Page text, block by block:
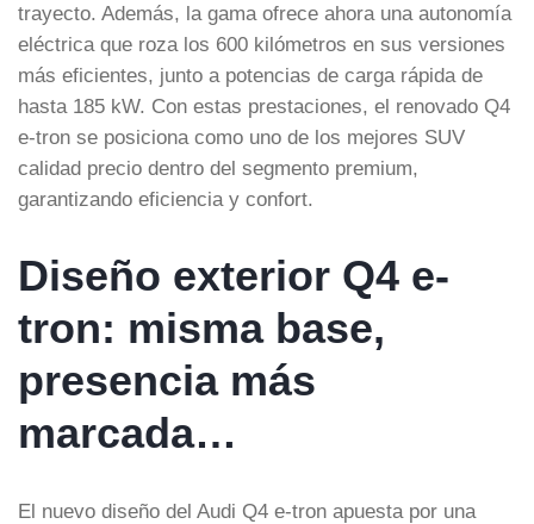
trayecto. Además, la gama ofrece ahora una autonomía
eléctrica que roza los 600 kilómetros en sus versiones
más eficientes, junto a potencias de carga rápida de
hasta 185 kW. Con estas prestaciones, el renovado Q4
e-tron se posiciona como uno de los mejores SUV
calidad precio dentro del segmento premium,
garantizando eficiencia y confort.
Diseño exterior Q4 e-
tron: misma base,
presencia más
marcada…
El nuevo diseño del Audi Q4 e-tron apuesta por una